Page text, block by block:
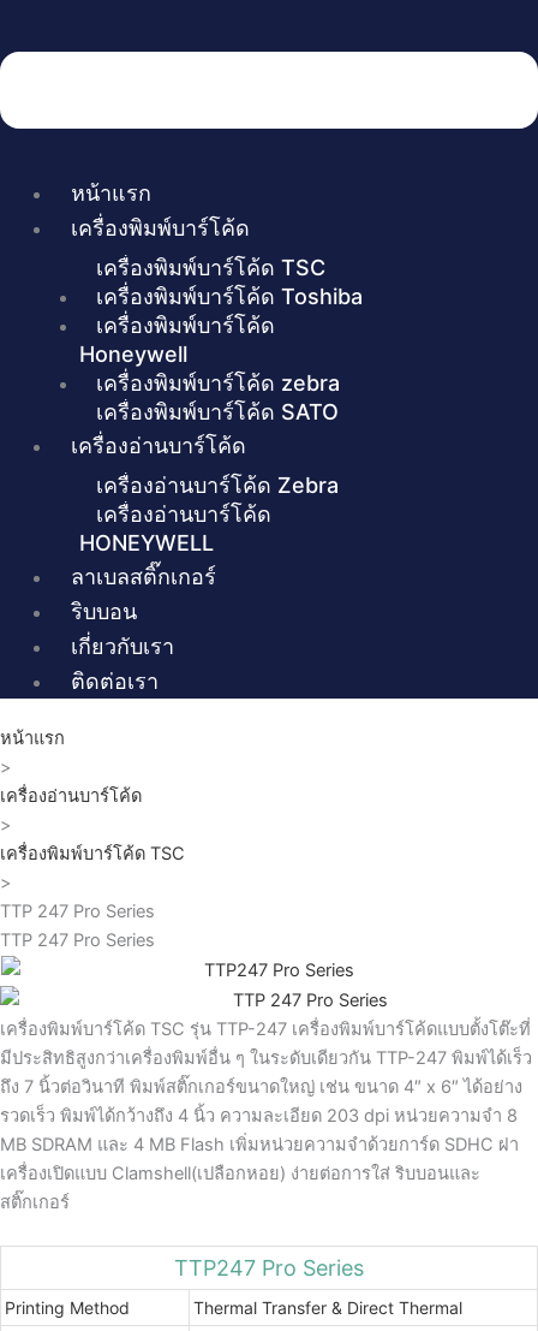
หน้าแรก
เครื่องพิมพ์บาร์โค้ด
เครื่องพิมพ์บาร์โค้ด TSC
เครื่องพิมพ์บาร์โค้ด Toshiba
เครื่องพิมพ์บาร์โค้ด
Honeywell
เครื่องพิมพ์บาร์โค้ด zebra
เครื่องพิมพ์บาร์โค้ด SATO
เครื่องอ่านบาร์โค้ด
เครื่องอ่านบาร์โค้ด Zebra
เครื่องอ่านบาร์โค้ด
HONEYWELL
ลาเบลสติ๊กเกอร์
ริบบอน
เกี่ยวกับเรา
ติดต่อเรา
หน้าแรก
>
เครื่องอ่านบาร์โค้ด
>
เครื่องพิมพ์บาร์โค้ด TSC
>
TTP 247 Pro Series
TTP 247 Pro Series
เครื่องพิมพ์บาร์โค้ด TSC รุ่น TTP-247 เครื่องพิมพ์บาร์โค้ดแบบตั้งโต๊ะที่
มีประสิทธิสูงกว่าเครื่องพิมพ์อื่น ๆ ในระดับเดียวกัน TTP-247 พิมพ์ได้เร็ว
ถึง 7 นิ้วต่อวินาที พิมพ์สติ๊กเกอร์ขนาดใหญ่ เช่น ขนาด 4″ x 6″ ได้อย่าง
รวดเร็ว พิมพ์ได้กว้างถึง 4 นิ้ว ความละเอียด 203 dpi หน่วยความจำ 8
MB SDRAM และ 4 MB Flash เพิ่มหน่วยความจำด้วยการ์ด SDHC ฝา
เครื่องเปิดแบบ Clamshell(เปลือกหอย) ง่ายต่อการใส่ ริบบอนและ
สติ๊กเกอร์
TTP247 Pro Series
Printing Method
Thermal Transfer & Direct Thermal